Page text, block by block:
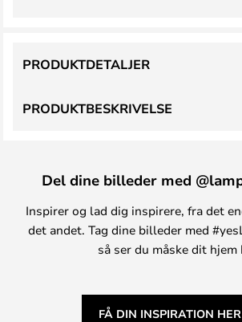
PRODUKTBESKRIVELSE
PRODUKTDETALJER
Del dine billeder med
Inspirer og lad dig inspirere, fra det
det andet. Tag dine billeder med
så ser du måske dit hjem
FÅ DIN INSPIRATION HER